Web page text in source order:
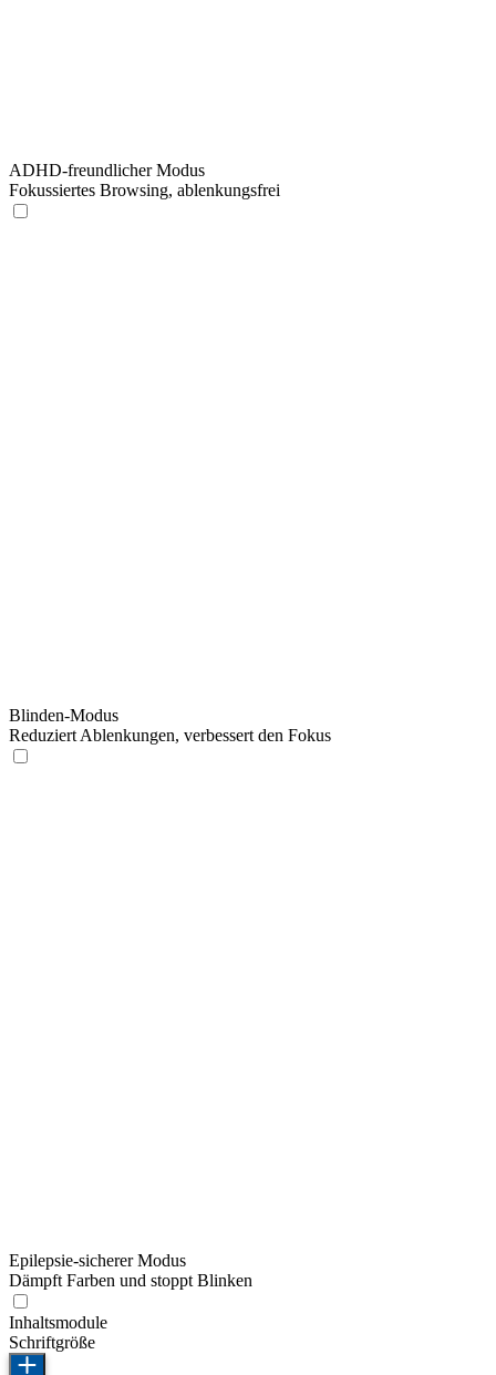
ADHD-freundlicher Modus
Fokussiertes Browsing, ablenkungsfrei
Blinden-Modus
Reduziert Ablenkungen, verbessert den Fokus
Epilepsie-sicherer Modus
Dämpft Farben und stoppt Blinken
Inhaltsmodule
Schriftgröße